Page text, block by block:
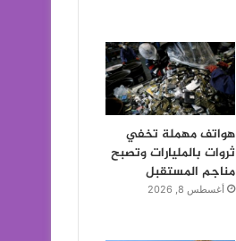
هواتف مهملة تخفي
ثروات بالمليارات وتصبح
مناجم المستقبل
أغسطس 8, 2026